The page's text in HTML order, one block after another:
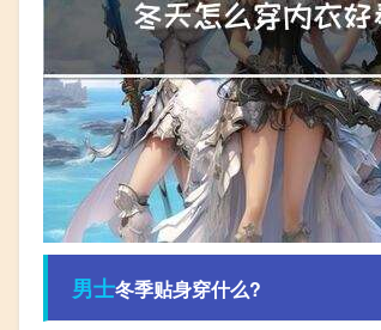
男士冬季贴身穿什么?